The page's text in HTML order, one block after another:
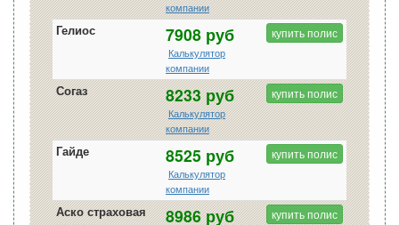
компании
Гелиос 7908 руб
Калькулятор
компании
купить полис
Согаз 8233 руб
Калькулятор
компании
купить полис
Гайде 8525 руб
Калькулятор
компании
купить полис
Аско страховая
8986 руб купить полис